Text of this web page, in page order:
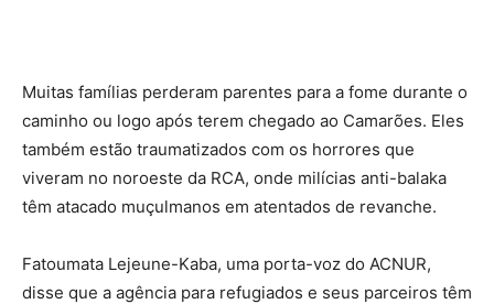
Muitas famílias perderam parentes para a fome durante o
caminho ou logo após terem chegado ao Camarões. Eles
também estão traumatizados com os horrores que
viveram no noroeste da RCA, onde milícias anti-balaka
têm atacado muçulmanos em atentados de revanche.
Fatoumata Lejeune-Kaba, uma porta-voz do ACNUR,
disse que a agência para refugiados e seus parceiros têm